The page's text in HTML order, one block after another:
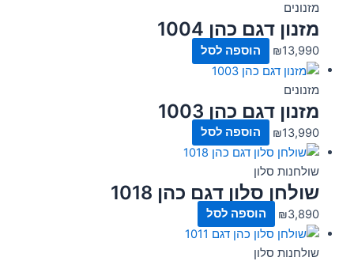
מזנונים
מזנון דגם כהן 1004
₪13,990 הוספה לסל
מזנונים
מזנון דגם כהן 1003
₪13,990 הוספה לסל
שולחנות סלון
שולחן סלון דגם כהן 1018
₪3,890 הוספה לסל
שולחנות סלון